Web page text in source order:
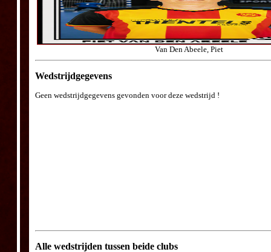
Van Den Abeele, Piet
Wedstrijdgegevens
Geen wedstrijdgegevens gevonden voor deze wedstrijd !
Alle wedstrijden tussen beide clubs